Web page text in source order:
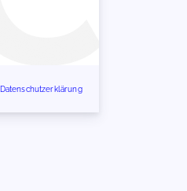
Datenschutzerklärung